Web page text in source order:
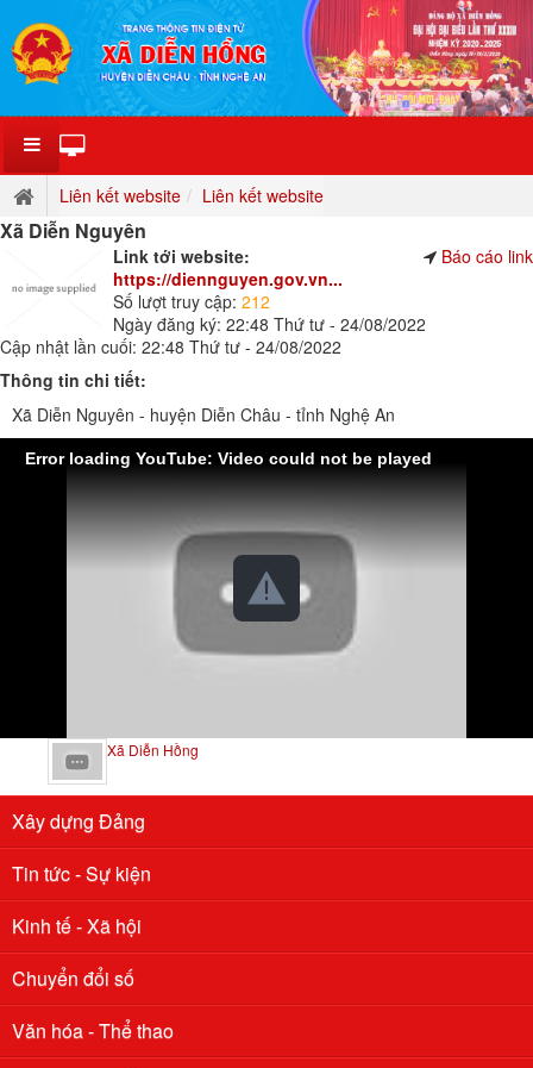
Liên kết website Liên kết website
Xã Diễn Nguyên
Báo cáo link
Link tới website:
https://diennguyen.gov.vn...
Số lượt truy cập: 212
Ngày đăng ký: 22:48 Thứ tư - 24/08/2022
Cập nhật lần cuối: 22:48 Thứ tư - 24/08/2022
Thông tin chi tiết:
Xã Diễn Nguyên - huyện Diễn Châu - tỉnh Nghệ An
Error loading YouTube: Video could not be played
Xã Diễn Hồng
Xây dựng Đảng
Tin tức - Sự kiện
Kinh tế - Xã hội
Chuyển đổi số
Văn hóa - Thể thao